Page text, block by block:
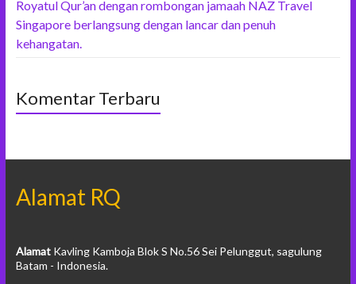
Royatul Qur’an dengan rombongan jamaah NAZ Travel
Singapore berlangsung dengan lancar dan penuh
kehangatan.
Komentar Terbaru
Alamat RQ
AlamatKavling Kamboja Blok S No.56 Sei Pelunggut, sagulung
Batam - Indonesia.